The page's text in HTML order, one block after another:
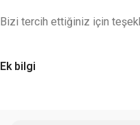
Bizi tercih ettiğiniz için
Ek bilgi